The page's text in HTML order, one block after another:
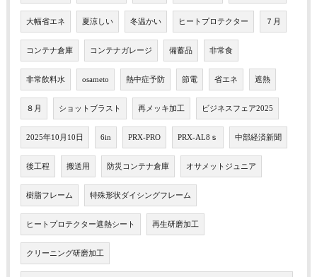
大幅省エネ 夏涼しい 冬温かい ヒートプロテクター ７月
コンテナ倉庫 コンテナガレージ 備蓄品 非常食
非常飲料水 osameto 熱中症予防 節電 省エネ 遮熱
８月 ショットブラスト 再メッキ加工 ビジネスフェア2025
2025年10月10日 6in PRX-PRO PRX-AL8ｓ 中部経済新聞
後工程 搬送用 防災コンテナ倉庫 オサメットジュニア
樹脂フレーム 特殊形状ダイシングフレーム
ヒートプロテクター遮熱シート 再生研磨加工
クリーニング研磨加工